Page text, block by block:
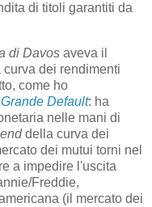
di titoli garantiti da
di Davos aveva il
dei rendimenti
come ho
Default: ha
nelle mani di
della curva dei
dei mutui torni nel
a impedire l'uscita
Freddie,
(il mercato dei